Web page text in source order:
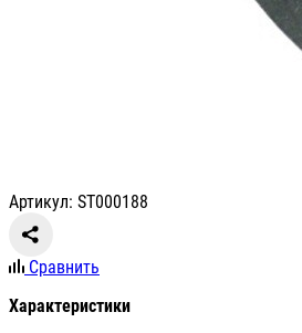
Артикул: ST000188
Сравнить
Характеристики